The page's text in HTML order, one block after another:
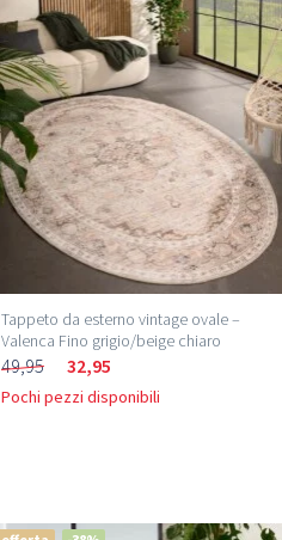
Tappeto da esterno vintage ovale –
Valenca Fino grigio/beige chiaro
49,95 32,95
Pochi pezzi disponibili